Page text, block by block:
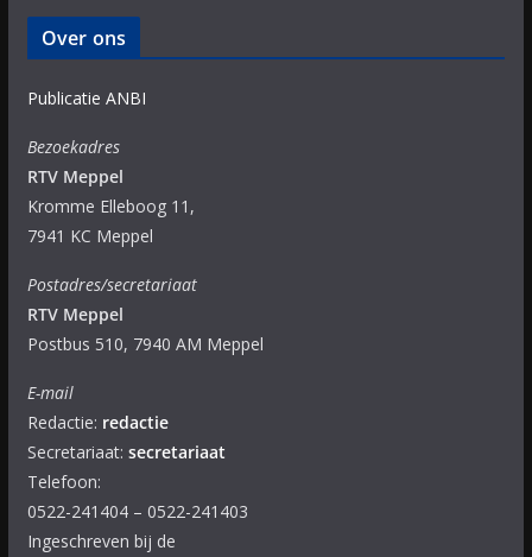
Over ons
Publicatie ANBI
Bezoekadres
RTV Meppel
Kromme Elleboog 11,
7941 KC Meppel
Postadres/secretariaat
RTV Meppel
Postbus 510, 7940 AM Meppel
E-mail
Redactie: redactie
Secretariaat: secretariaat
Telefoon:
0522-241404 – 0522-241403
Ingeschreven bij de